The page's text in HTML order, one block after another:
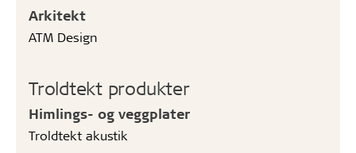
Arkitekt
ATM Design
Troldtekt produkter
Himlings- og veggplater
Troldtekt akustik